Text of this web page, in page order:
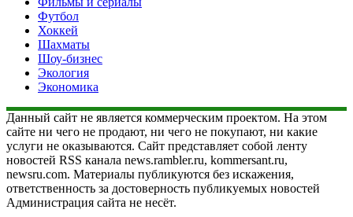
Футбол
Хоккей
Шахматы
Шоу-бизнес
Экология
Экономика
Данный сайт не является коммерческим проектом. На этом
сайте ни чего не продают, ни чего не покупают, ни какие
услуги не оказываются. Сайт представляет собой ленту
новостей RSS канала news.rambler.ru, kommersant.ru,
newsru.com. Материалы публикуются без искажения,
ответственность за достоверность публикуемых новостей
Администрация сайта не несёт.